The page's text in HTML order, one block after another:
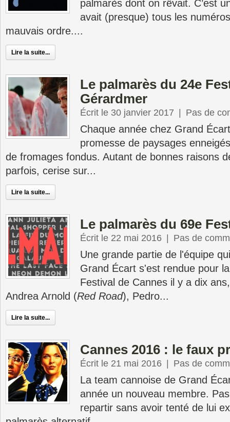
palmarès dont on rêvait. C’est
avait (presque) tous les
mauvais ordre....
Lire la suite...
Le palmarès du 24e
Gérardmer
Écrit le 30 janvier 2017 | Pas de
Chaque année chez Grand
promesse de paysages
de fromages fondus. Autant de bonnes raisons
parfois, cerise sur...
Lire la suite...
Le palmarès du 69e
Écrit le 22 mai 2016 | Pas de
Une grande partie de l'équipe
Grand Écart s'est rendue pour
Festival de Cannes il y a dix
Andrea Arnold (Red Road), Pedro...
Lire la suite...
Cannes 2016 : le faux
Écrit le 21 mai 2016 | Pas de
La team cannoise de Grand
année un nouveau membre.
repartir sans avoir tenté de lui